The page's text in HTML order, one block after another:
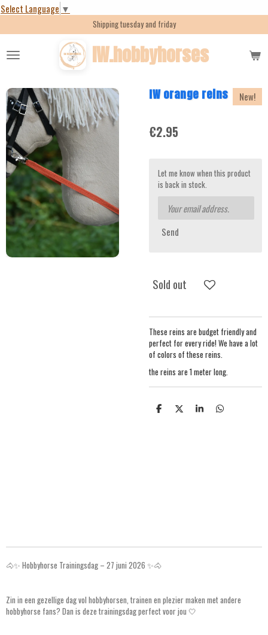
Select Language ▼
Skip
content
IW.hobbyhorses
Shipping tuesday and friday
IW orange reins New!
€2.95
Let me know when this product
is back in stock.
Send
Sold out
These reins are budget friendly and
perfect for every ride! We have a lot
of colors of these reins.
the reins are 1 meter long.
S S S S
🐴✨ Hobbyhorse Trainingsdag – 27 juni 2026 ✨🐴
Zin in een gezellige dag vol hobbyhorsen, trainen en plezier maken met andere
hobbyhorse fans? Dan is deze trainingsdag perfect voor jou 🤍